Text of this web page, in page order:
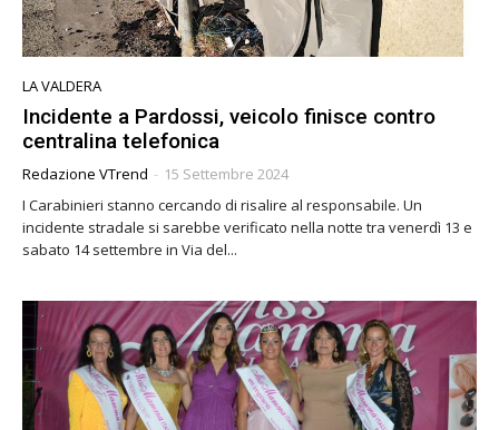
LA VALDERA
Incidente a Pardossi, veicolo finisce contro
centralina telefonica
Redazione VTrend - 15 Settembre 2024
I Carabinieri stanno cercando di risalire al responsabile. Un
incidente stradale si sarebbe verificato nella notte tra venerdì 13 e
sabato 14 settembre in Via del...